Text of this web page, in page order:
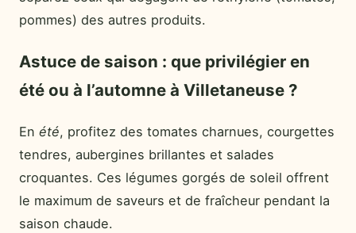
pommes) des autres produits.
Astuce de saison : que privilégier en
été ou à l’automne à Villetaneuse ?
En été, profitez des tomates charnues, courgettes
tendres, aubergines brillantes et salades
croquantes. Ces légumes gorgés de soleil offrent
le maximum de saveurs et de fraîcheur pendant la
saison chaude.